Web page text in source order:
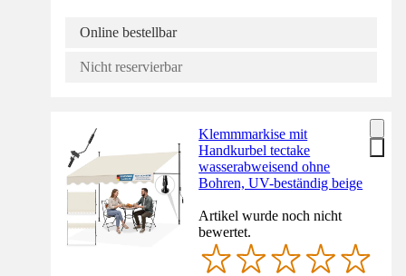
Online bestellbar
Nicht reservierbar
Klemmmarkise mit
Handkurbel tectake
wasserabweisend ohne
Bohren, UV-beständig beige
Artikel wurde noch nicht
bewertet.